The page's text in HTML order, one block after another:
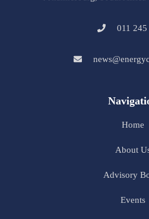
011 245
Home
About
Advisory
Events